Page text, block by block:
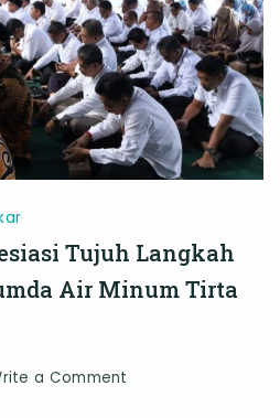
2026
Tujuh Langkah
Air Minum Tirta
a Comment